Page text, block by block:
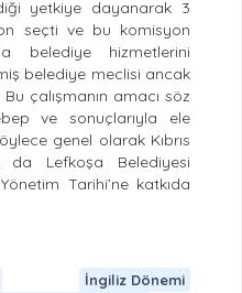
yetkiye dayanarak 3
seçti ve bu komisyon
belediye hizmetlerini
belediye meclisi ancak
çalışmanın amacı söz
ve sonuçlarıyla ele
genel olarak Kıbrıs
Lefkoşa Belediyesi
Tarihi’ne katkıda
İngiliz Dönemi